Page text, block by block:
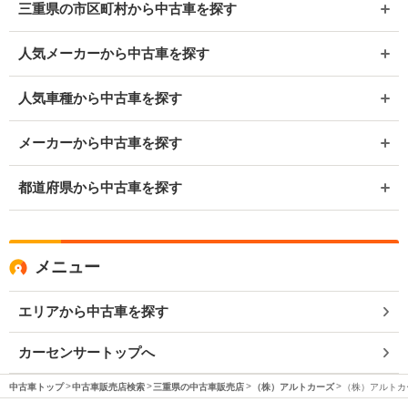
三重県の市区町村から中古車を探す
人気メーカーから中古車を探す
人気車種から中古車を探す
メーカーから中古車を探す
都道府県から中古車を探す
メニュー
エリアから中古車を探す
カーセンサートップへ
中古車トップ 中古車販売店検索 三重県の中古車販売店 （株）アルトカーズ （株）アルト